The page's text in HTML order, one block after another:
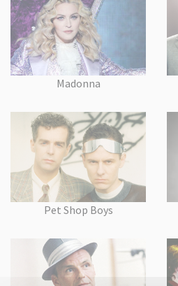
Madonna
Pet Shop Boys